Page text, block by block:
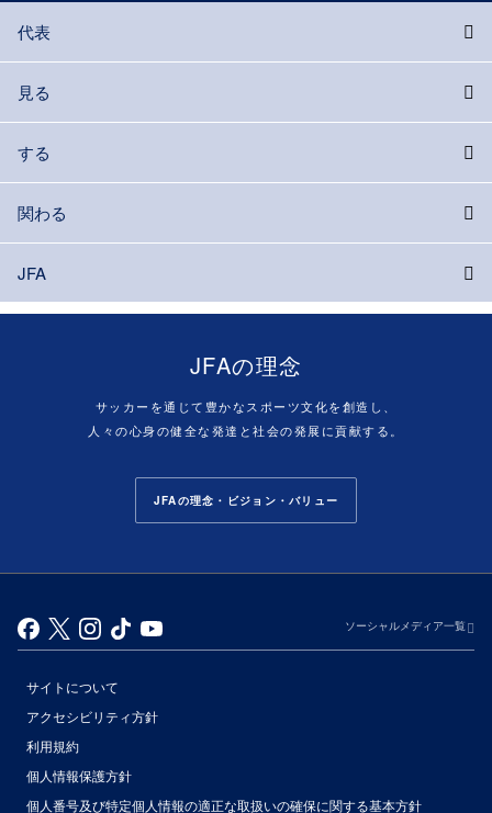
代表
見る
する
関わる
JFA
JFAの理念
サッカーを通じて豊かなスポーツ文化を創造し、
人々の心身の健全な発達と社会の発展に貢献する。
JFAの理念・ビジョン・バリュー
ソーシャルメディア一覧
サイトについて
アクセシビリティ方針
利用規約
個人情報保護方針
個人番号及び特定個人情報の適正な取扱いの確保に関する基本方針